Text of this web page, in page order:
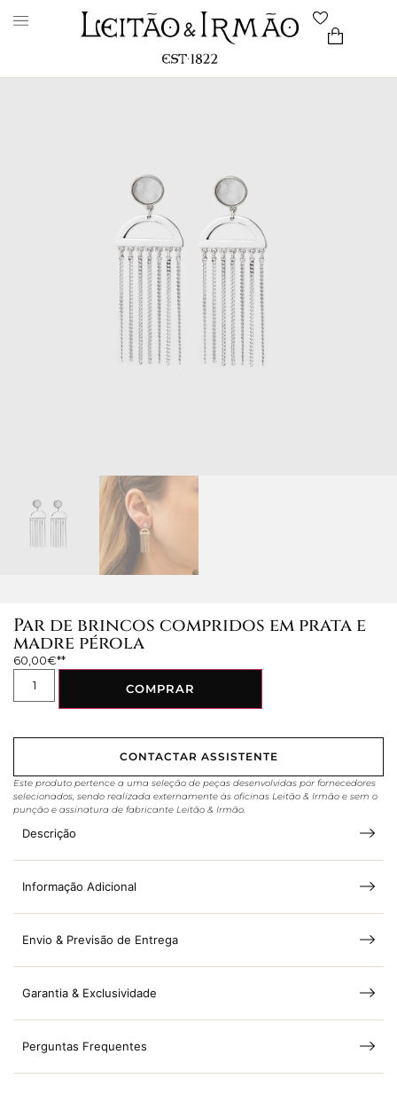
Par de brincos compridos em prata e
madre pérola
60,00€
COMPRAR
CONTACTAR ASSISTENTE
Este produto pertence a uma seleção de peças desenvolvidas por fornecedores
selecionados, sendo realizada externamente às oficinas Leitão & Irmão e sem o
punção e assinatura de fabricante Leitão & Irmão.
Descrição
Informação Adicional
Envio & Previsão de Entrega
Garantia & Exclusividade
Perguntas Frequentes